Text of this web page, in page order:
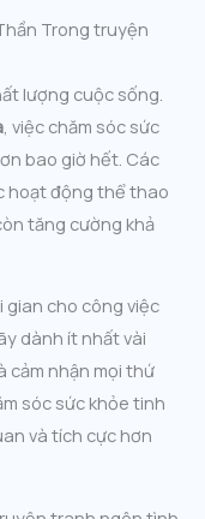
Trong truyện
lượng cuộc sống.
, việc chăm sóc sức
bao giờ hết. Các
hoạt động thể thao
tăng cường khả
cho công việc
dành ít nhất vài
cảm nhận mọi thứ
sóc sức khỏe tinh
và tích cực hơn